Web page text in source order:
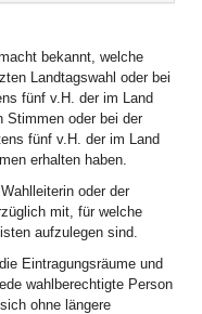
bekannt, welche
Landtagswahl oder bei
fünf v.H. der im Land
Stimmen oder bei der
fünf v.H. der im Land
erhalten haben.
oder der
mit, für welche
aufzulegen sind.
Eintragungsräume und
wahlberechtigte Person
ohne längere